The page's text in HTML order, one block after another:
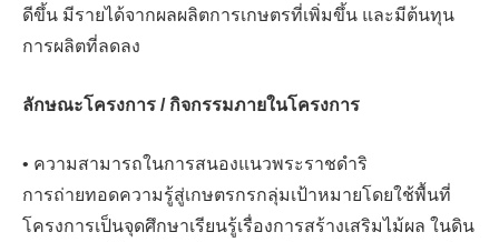
ดีขึ้น มีรายได้จากผลผลิตการเกษตรที่เพิ่มขึ้น และมีต้นทุน
การผลิตที่ลดลง
ลักษณะโครงการ / กิจกรรมภายในโครงการ
• ความสามารถในการสนองแนวพระราชดำริ
การถ่ายทอดความรู้สู่เกษตรกรกลุ่มเป้าหมายโดยใช้พื้นที่
โครงการเป็นจุดศึกษาเรียนรู้เรื่องการสร้างเสริมไม้ผล ในดิน